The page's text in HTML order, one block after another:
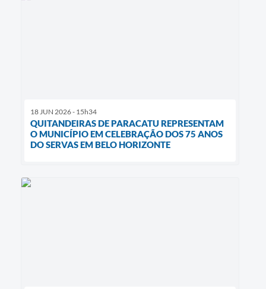
18 JUN 2026 - 15h34
QUITANDEIRAS DE PARACATU REPRESENTAM
O MUNICÍPIO EM CELEBRAÇÃO DOS 75 ANOS
DO SERVAS EM BELO HORIZONTE